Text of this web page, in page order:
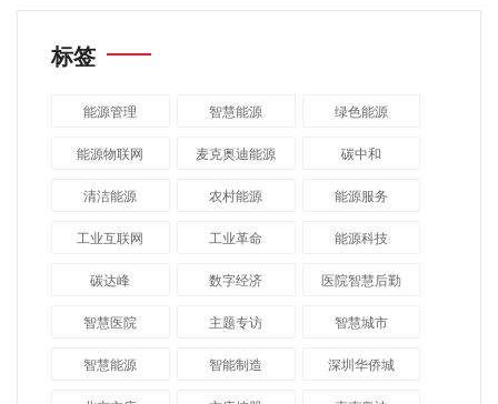
标签
能源管理 智慧能源 绿色能源
能源物联网 麦克奥迪能源 碳中和
清洁能源 农村能源 能源服务
工业互联网 工业革命 能源科技
碳达峰 数字经济 医院智慧后勤
智慧医院 主题专访 智慧城市
​智慧能源 智能制造 深圳华侨城